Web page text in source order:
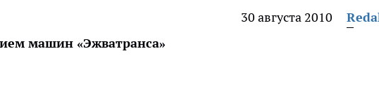
30 августа 2010
машин «Эжватранса»